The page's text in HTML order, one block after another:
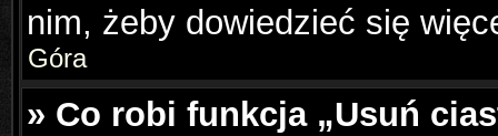
nim, żeby dowiedzieć się
Góra
» Co robi funkcja „Usuń